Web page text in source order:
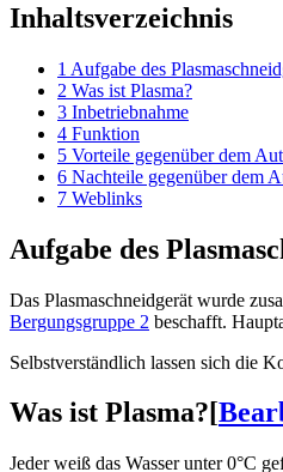
Inhaltsverzeichnis
1 Aufgabe des
2 Was ist Plasma?
3 Inbetriebnahme
4 Funktion
5 Vorteile gegenüber dem
6 Nachteile gegenüber dem
7 Weblinks
Aufgabe des
Das Plasmaschneidgerät wurde
Bergungsgruppe 2 beschafft.
Selbstverständlich lassen sich die
Was ist Plasma?[
Jeder weiß das Wasser unter 0°C